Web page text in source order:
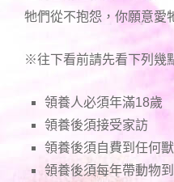
牠們從不抱怨，你願意愛
※往下看前請先看下列幾
領養人必須年滿18歲
領養後須接受家訪
領養後須自費到任何
領養後須每年帶動物